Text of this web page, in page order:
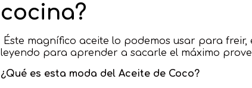
cocina?
Éste magnífico aceite lo podemos usar para
leyendo para aprender a sacarle el máximo
¿Qué es esta moda del Aceite de Coco?